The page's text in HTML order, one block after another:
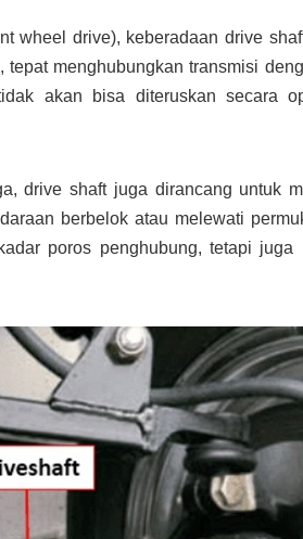
wheel drive), keberadaan drive
menghubungkan transmisi
akan bisa diteruskan secara
drive shaft juga dirancang untuk
berbelok atau melewati
poros penghubung, tetapi juga